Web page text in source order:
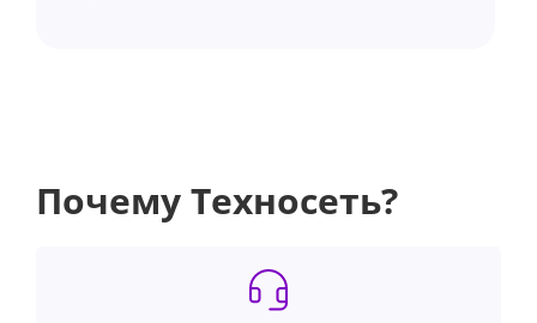
Почему Техносеть?